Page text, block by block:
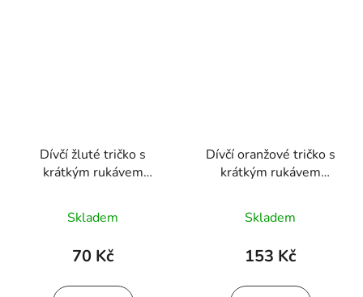
Dívčí žluté tričko s
krátkým rukávem
Skladem
70 Kč
Dívčí oranžové tričko s
krátkým rukávem
Skladem
153 Kč